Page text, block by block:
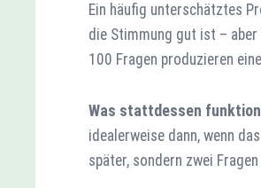
Ein häufig unterschätztes
die Stimmung gut ist –
100 Fragen produzieren
Was stattdessen
idealerweise dann, wenn
später, sondern zwei